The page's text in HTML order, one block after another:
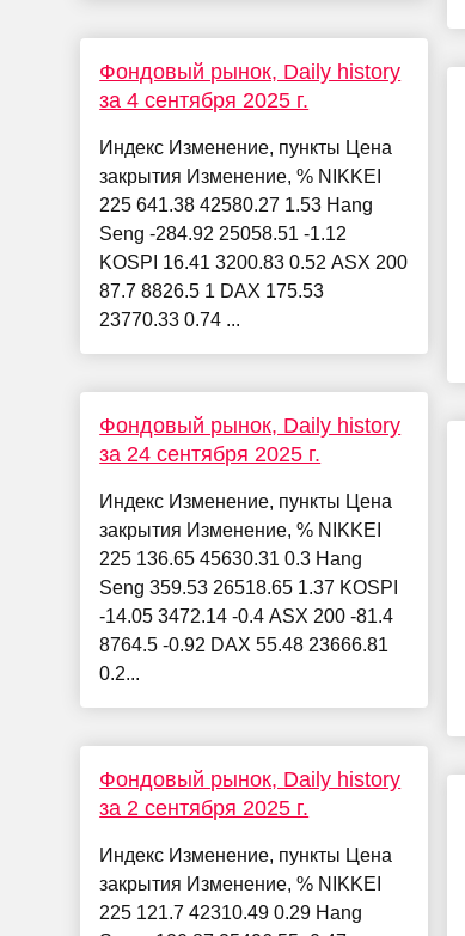
Фондовый рынок, Daily history
за 4 сентября 2025 г.
Индекс Изменение, пункты Цена
закрытия Изменение, % NIKKEI
225 641.38 42580.27 1.53 Hang
Seng -284.92 25058.51 -1.12
KOSPI 16.41 3200.83 0.52 ASX 200
87.7 8826.5 1 DAX 175.53
23770.33 0.74 ...
Фондовый рынок, Daily history
за 24 сентября 2025 г.
Индекс Изменение, пункты Цена
закрытия Изменение, % NIKKEI
225 136.65 45630.31 0.3 Hang
Seng 359.53 26518.65 1.37 KOSPI
-14.05 3472.14 -0.4 ASX 200 -81.4
8764.5 -0.92 DAX 55.48 23666.81
0.2...
Фондовый рынок, Daily history
за 2 сентября 2025 г.
Индекс Изменение, пункты Цена
закрытия Изменение, % NIKKEI
225 121.7 42310.49 0.29 Hang